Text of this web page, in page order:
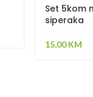
Set 5kom
siperaka
15,00KM